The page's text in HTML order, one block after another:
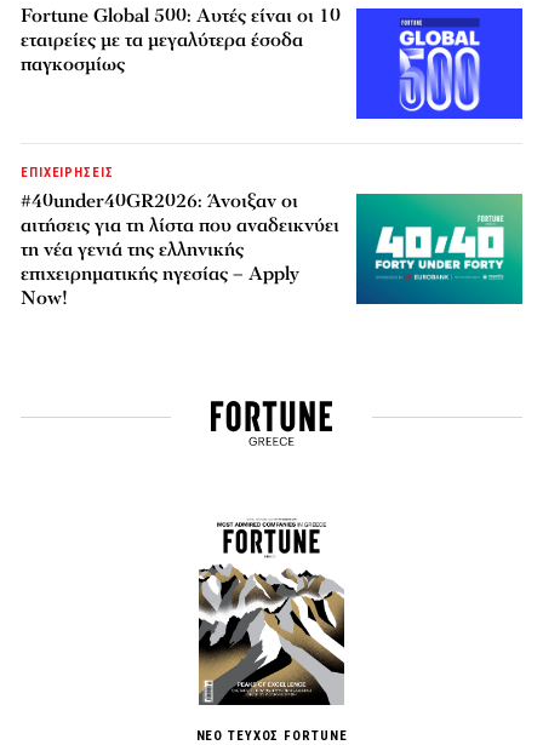
Fortune Global 500: Αυτές είναι οι 10
εταιρείες με τα μεγαλύτερα έσοδα
παγκοσμίως
ΕΠΙΧΕΙΡΗΣΕΙΣ
#40under40GR2026: Άνοιξαν οι
αιτήσεις για τη λίστα που αναδεικνύει
τη νέα γενιά της ελληνικής
επιχειρηματικής ηγεσίας – Apply
Now!
ΝΕΟ ΤΕΥΧΟΣ FORTUNE